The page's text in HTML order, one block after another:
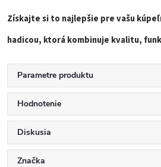
Získajte si to najlepšie pre vašu
hadicou, ktorá kombinuje kvalitu,
Parametre produktu
Hodnotenie
Diskusia
Značka